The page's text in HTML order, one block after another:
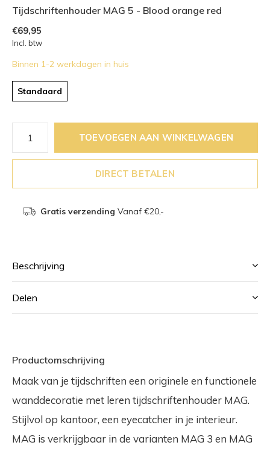
Tijdschriftenhouder MAG 5 - Blood orange red
€69,95
Incl. btw
Binnen 1-2 werkdagen in huis
Standaard
TOEVOEGEN AAN WINKELWAGEN
DIRECT BETALEN
Gratis verzending Vanaf €20,-
Beschrijving
Delen
Productomschrijving
Maak van je tijdschriften een originele en functionele
wanddecoratie met leren tijdschriftenhouder MAG.
Stijlvol op kantoor, een eyecatcher in je interieur.
MAG is verkrijgbaar in de varianten MAG 3 en MAG